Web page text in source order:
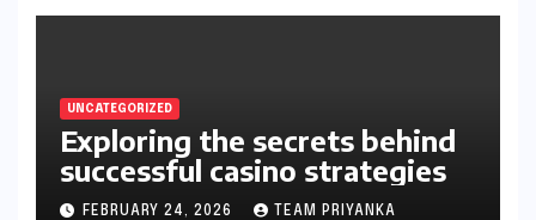
UNCATEGORIZED
Exploring the secrets behind
successful casino strategies
FEBRUARY 24, 2026 TEAM PRIYANKA